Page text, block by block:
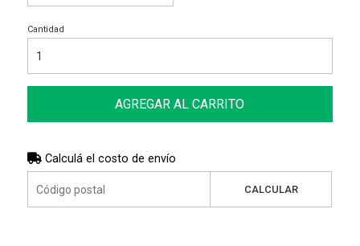
Cantidad
AGREGAR AL CARRITO
Calculá el costo de envío
CALCULAR